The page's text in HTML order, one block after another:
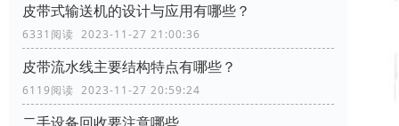
皮带式输送机的设计与应用有哪些？
6331阅读 2023-11-27 21:00:36
皮带流水线主要结构特点有哪些？
6119阅读 2023-11-27 20:59:24